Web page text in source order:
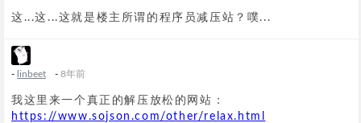
这...这...这就是楼主所谓的程序员减压站？噗...
- linbeet - 8年前
我这里来一个真正的解压放松的网站：
https://www.sojson.com/other/relax.html